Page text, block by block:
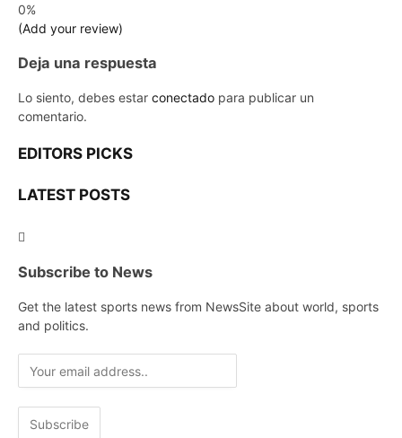
0%
(Add your review)
Deja una respuesta
Lo siento, debes estar conectado para publicar un
comentario.
EDITORS PICKS
LATEST POSTS
Subscribe to News
Get the latest sports news from NewsSite about world, sports
and politics.